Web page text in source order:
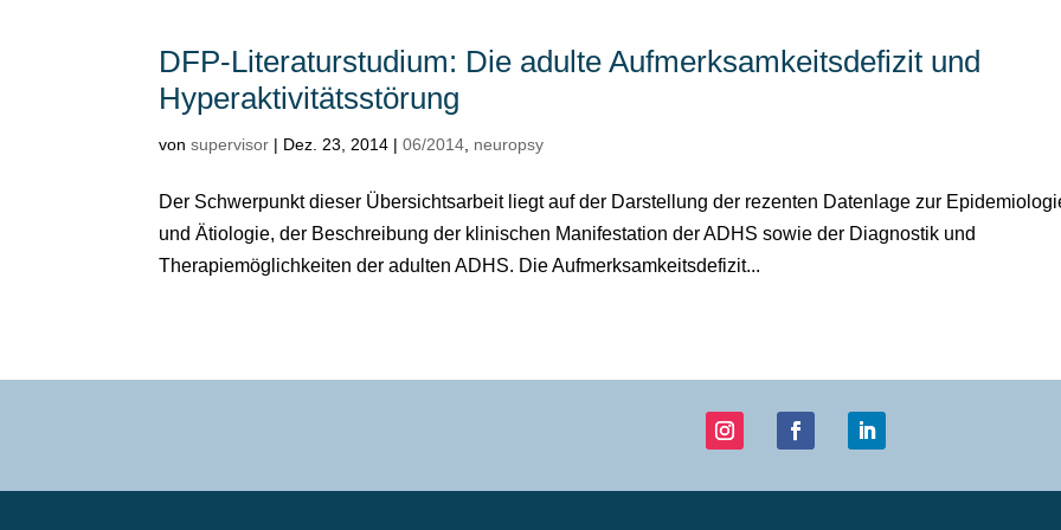
DFP-Literaturstudium: Die adulte Aufmerksamkeitsdefizit und
Hyperaktivitätsstörung
vonsupervisor | Dez. 23, 2014 |06/2014 neuropsy
Der Schwerpunkt dieser Übersichtsarbeit liegt auf der Darstellung der rezenten Datenlage zur
und Ätiologie, der Beschreibung der klinischen Manifestation der ADHS sowie der Diagnostik und
Therapiemöglichkeiten der adulten ADHS. Die Aufmerksamkeitsdefizit...